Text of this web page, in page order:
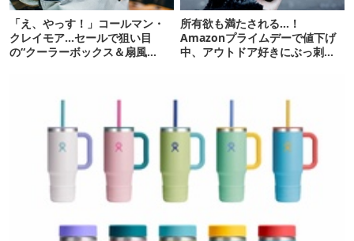
「え、やっす！」コールマン・
クレイモア…セールで狙い目
の“クーラーボックス＆扇風
所有欲も満たされる…！
Amazonプライムデーで値下げ
中、アウトドア好きにぶっ刺さ